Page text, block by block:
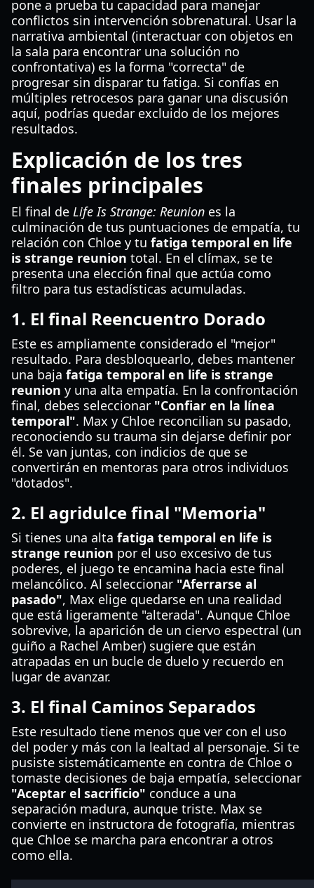
pone a prueba tu capacidad para manejar
conflictos sin intervención sobrenatural. Usar la
narrativa ambiental (interactuar con objetos en
la sala para encontrar una solución no
confrontativa) es la forma "correcta" de
progresar sin disparar tu fatiga. Si confías en
múltiples retrocesos para ganar una discusión
aquí, podrías quedar excluido de los mejores
resultados.
Explicación de los tres
finales principales
El final de Life Is Strange: Reunion es la
culminación de tus puntuaciones de empatía, tu
relación con Chloe y tu fatiga temporal en life
is strange reunion total. En el clímax, se te
presenta una elección final que actúa como
filtro para tus estadísticas acumuladas.
1. El final Reencuentro Dorado
Este es ampliamente considerado el "mejor"
resultado. Para desbloquearlo, debes mantener
una baja fatiga temporal en life is strange
reunion y una alta empatía. En la confrontación
final, debes seleccionar "Confiar en la línea
temporal". Max y Chloe reconcilian su pasado,
reconociendo su trauma sin dejarse definir por
él. Se van juntas, con indicios de que se
convertirán en mentoras para otros individuos
"dotados".
2. El agridulce final "Memoria"
Si tienes una alta fatiga temporal en life is
strange reunion por el uso excesivo de tus
poderes, el juego te encamina hacia este final
melancólico. Al seleccionar "Aferrarse al
pasado", Max elige quedarse en una realidad
que está ligeramente "alterada". Aunque Chloe
sobrevive, la aparición de un ciervo espectral (un
guiño a Rachel Amber) sugiere que están
atrapadas en un bucle de duelo y recuerdo en
lugar de avanzar.
3. El final Caminos Separados
Este resultado tiene menos que ver con el uso
del poder y más con la lealtad al personaje. Si te
pusiste sistemáticamente en contra de Chloe o
tomaste decisiones de baja empatía, seleccionar
"Aceptar el sacrificio" conduce a una
separación madura, aunque triste. Max se
convierte en instructora de fotografía, mientras
que Chloe se marcha para encontrar a otros
como ella.